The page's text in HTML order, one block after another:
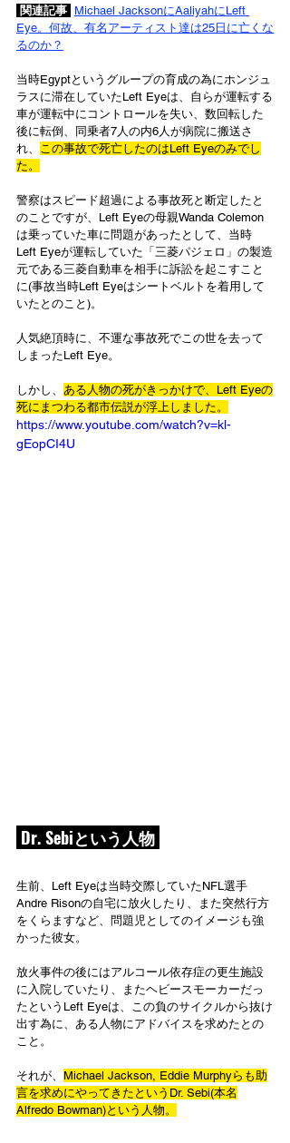
関連記事 Michael JacksonにAaliyahにLeft
Eye。何故、有名アーティスト達は25日に亡くな
るのか？
当時Egyptというグループの育成の為にホンジュ
ラスに滞在していたLeft Eyeは、自らが運転する
車が運転中にコントロールを失い、数回転した
後に転倒、同乗者7人の内6人が病院に搬送さ
れ、 この事故で死亡したのはLeft Eyeのみでし
た。
警察はスピード超過による事故死と断定したと
のことですが、Left Eyeの母親Wanda Colemon
は乗っていた車に問題があったとして、当時
Left Eyeが運転していた「三菱パジェロ」の製造
元である三菱自動車を相手に訴訟を起こすこと
に(事故当時Left Eyeはシートベルトを着用して
いたとのこと)。
人気絶頂時に、不運な事故死でこの世を去って
しまったLeft Eye。
しかし、 ある人物の死がきっかけで、Left Eyeの
死にまつわる都市伝説が浮上しました。
https://www.youtube.com/watch?v=kl-
gEopCI4U
Dr. Sebiという人物
生前、Left Eyeは当時交際していたNFL選手
Andre Risonの自宅に放火したり、また突然行方
をくらますなど、問題児としてのイメージも強
かった彼女。
放火事件の後にはアルコール依存症の更生施設
に入院していたり、またヘビースモーカーだっ
たというLeft Eyeは、この負のサイクルから抜け
出す為に、ある人物にアドバイスを求めたとの
こと。
それが、 Michael Jackson, Eddie Murphyらも助
言を求めにやってきたというDr. Sebi(本名
Alfredo Bowman)という人物。